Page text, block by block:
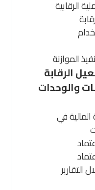
الرقابية
الموازنة
الرقابة
والوحدات
المالية في
التقارير